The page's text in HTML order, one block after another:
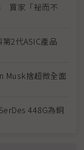
買家「祕而不
2代ASIC產品
Musk捨超微全面
448G為銅